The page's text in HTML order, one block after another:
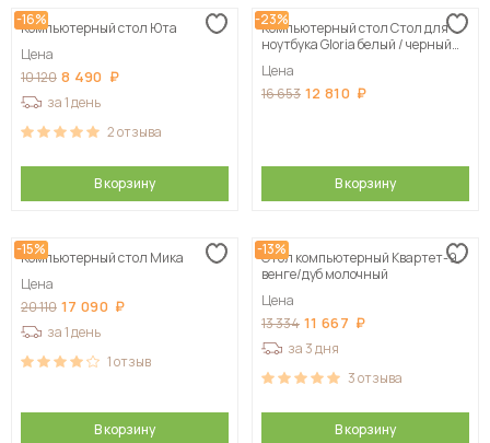
-16%
Компьютерный стол Юта
Цена
10 120 8 490
за 1 день
2отзыва
В корзину
-23%
Компьютерный стол Стол для
ноутбука Gloria белый / черный
Цена
16 653 12 810
В корзину
-15%
Компьютерный стол Мика
Цена
20 110 17 090
за 1 день
1отзыв
В корзину
-13%
Стол компьютерный Квартет-9,
венге/дуб молочный
Цена
13 334 11 667
за 3 дня
3отзыва
В корзину